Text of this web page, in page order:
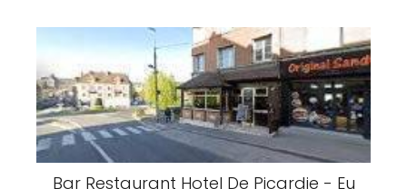
Bar Restaurant Hotel De Picardie - Eu